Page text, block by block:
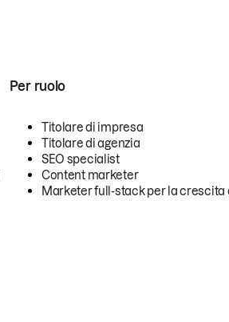
Per ruolo
Titolare di impresa
Titolare di agenzia
SEO specialist
Content marketer
Marketer full-stack per la crescita